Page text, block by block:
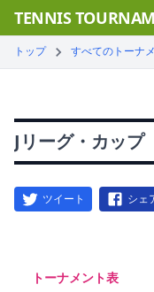
TENNIS
トップ すべてのトーナ
Jリーグ・カップ
ツイート シェ
トーナメント表